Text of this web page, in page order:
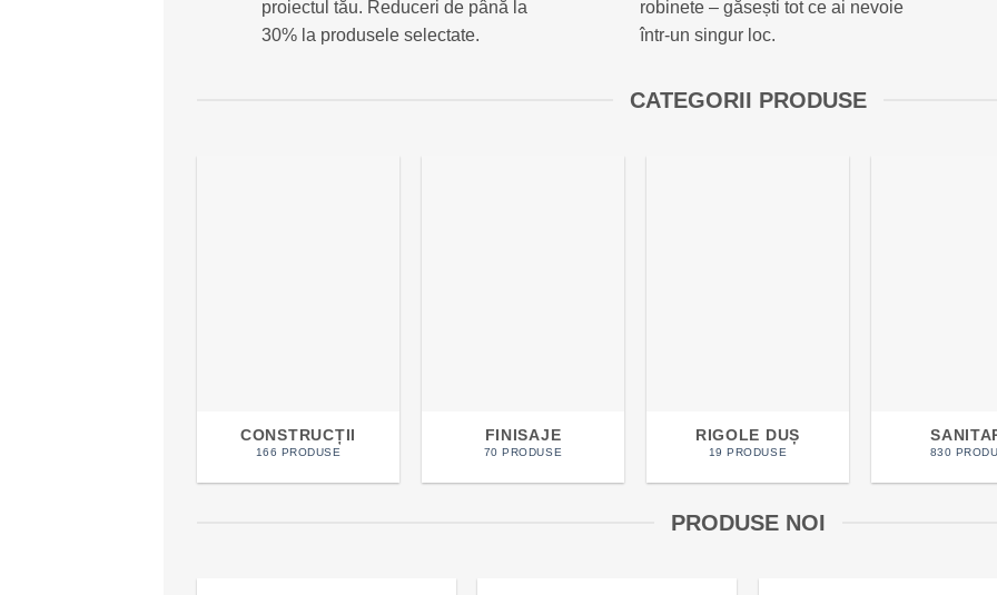
proiectul tău. Reduceri de până la
30% la produsele selectate.
robinete – găsești tot ce ai nevoie
într-un singur loc.
CATEGORII PRODUSE
CONSTRUCȚII
166 PRODUSE
FINISAJE
70 PRODUSE
RIGOLE DUȘ
19 PRODUSE 830
PRODUSE NOI